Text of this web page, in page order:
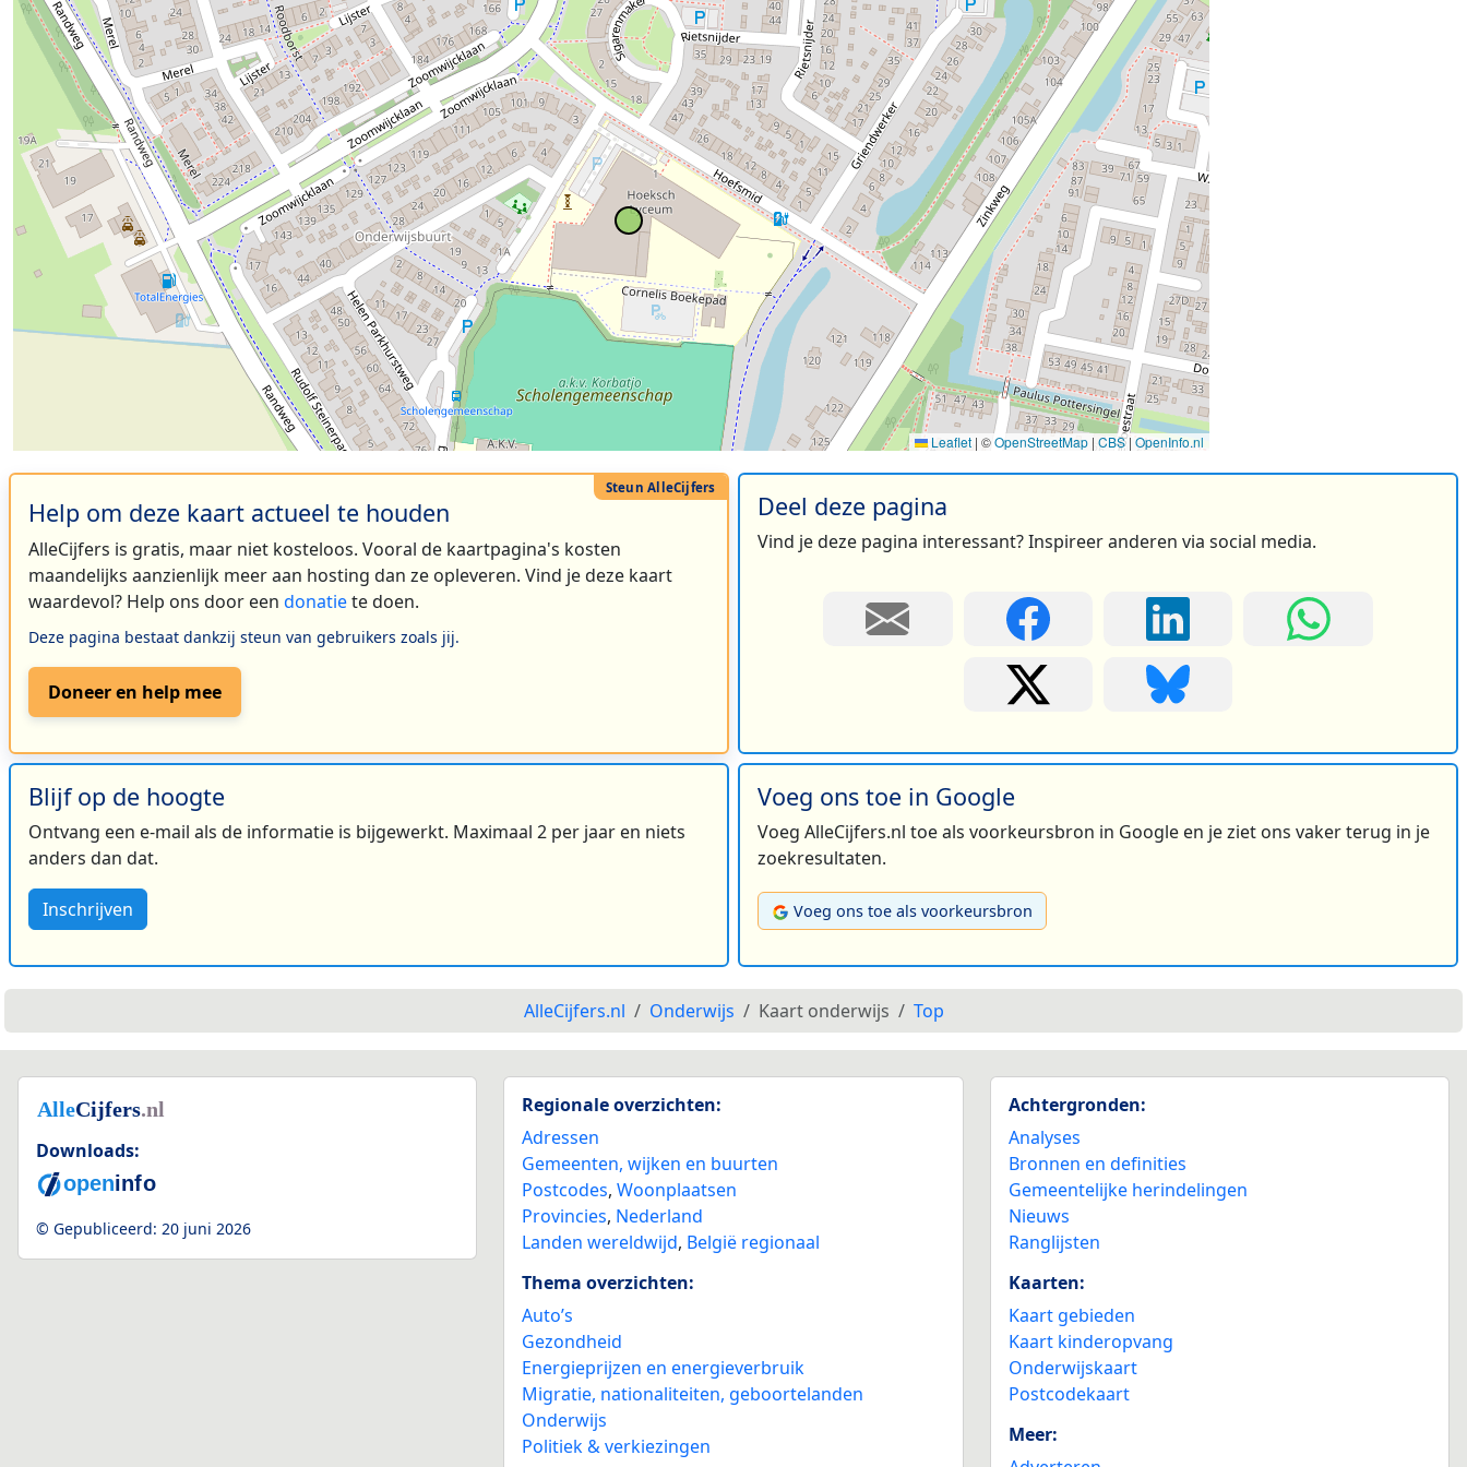
Leaflet | ©OpenStreetMap | CBS| OpenInfo.nl
Help om deze kaart actueel te houden
AlleCijfers is gratis, maar niet kosteloos. Vooral de kaartpagina's kosten
maandelijks aanzienlijk meer aan hosting dan ze opleveren. Vind je deze kaart
waardevol? Help ons door een donatiete doen.
Deze pagina bestaat dankzij steun van gebruikers zoals jij.
Doneer en help mee
Deel deze pagina
Vind je deze pagina interessant? Inspireer anderen via social media.
Blijf op de hoogte
Ontvang een e-mail als de informatie is bijgewerkt. Maximaal 2 per jaar en niets
anders dan dat.
Inschrijven
Voeg ons toe in Google
Voeg AlleCijfers.nl toe als voorkeursbron in Google en je ziet ons vaker terug in je
zoekresultaten.
Voeg ons toe als voorkeursbron
AlleCijfers.nl Onderwijs Kaart onderwijs Top
Downloads:
© Gepubliceerd: 20 juni 2026
Regionale overzichten:
Adressen
Gemeenten, wijken en buurten
Postcodes,Woonplaatsen
Provincies, Nederland
Landen wereldwijd, België regionaal
Thema overzichten:
Auto’s
Gezondheid
Energieprijzen en energieverbruik
Migratie, nationaliteiten, geboortelanden
Onderwijs
Politiek & verkiezingen
Achtergronden:
Analyses
Bronnen en definities
Gemeentelijke herindelingen
Nieuws
Ranglijsten
Kaarten:
Kaart gebieden
Kaart kinderopvang
Onderwijskaart
Postcodekaart
Meer: